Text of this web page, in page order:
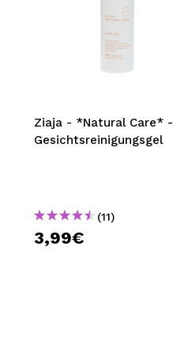
Ziaja - *Natural Care* -
Gesichtsreinigungsgel
(11)
3,99€